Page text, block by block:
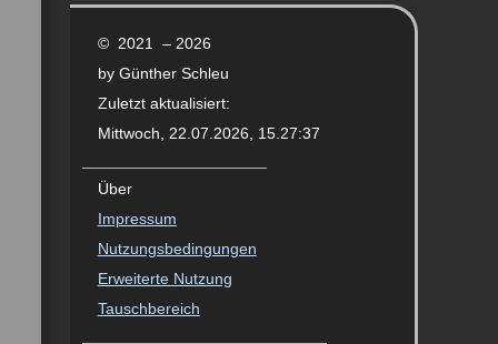
© 2021 – 2026
by Günther Schleu
Zuletzt aktualisiert:
Mittwoch, 22.07.2026, 15.27:37
Über
Impressum
Nutzungsbedingungen
Erweiterte Nutzung
Tauschbereich